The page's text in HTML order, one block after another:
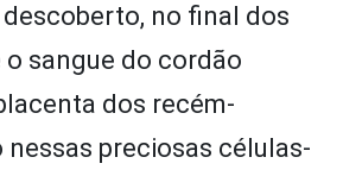
no final dos
o sangue do cordão
dos recém-
nessas preciosas células-